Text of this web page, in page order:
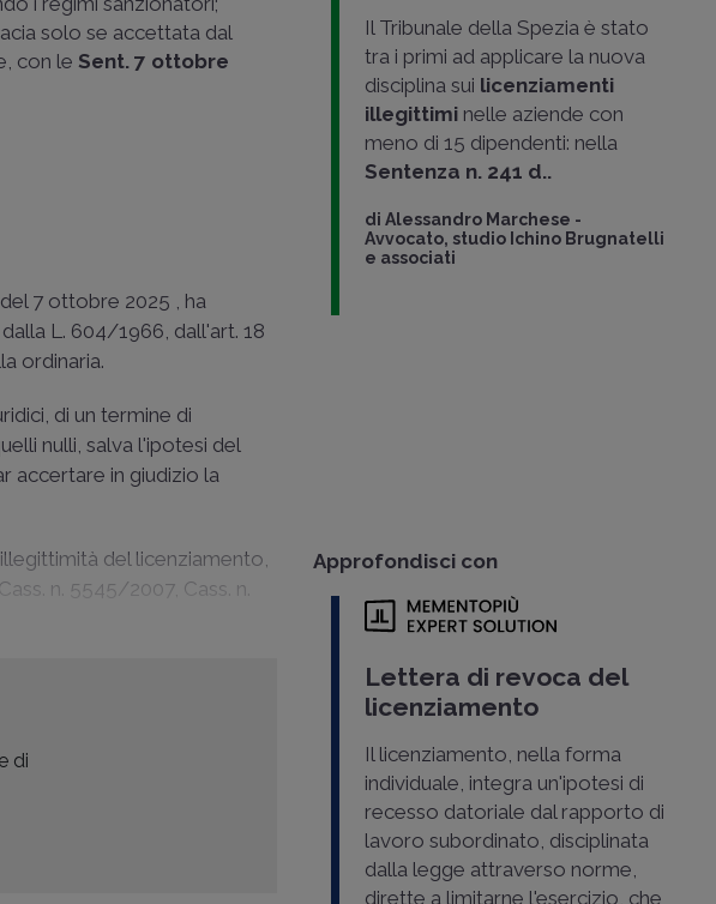
solo se accettata dal
con leSent. 7 ottobre
7 ottobre 2025 , ha
dalla L. 604/1966, dall'art. 18
ordinaria.
di un termine di
nulli, salva l'ipotesi del
accertare in giudizio la
del licenziamento,
Cass. n. 5545/2007, Cass. n.
di
Il Tribunale della Spezia è stato
tra i primi ad applicare la nuova
disciplina sui licenziamenti
illegittiminelle aziende con
meno di 15 dipendenti: nella
Sentenza n. 241 d..
di Alessandro Marchese -
Avvocato, studio Ichino Brugnatelli
e associati
Approfondisci con
Lettera di revoca del
licenziamento
Il licenziamento, nella forma
individuale, integra un'ipotesi di
recesso datoriale dal rapporto di
lavoro subordinato, disciplinata
dalla legge attraverso norme,
dirette a limitarne l'esercizio, che